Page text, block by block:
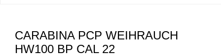
CARABINA PCP WEIHRAUCH
HW100 BP CAL 22